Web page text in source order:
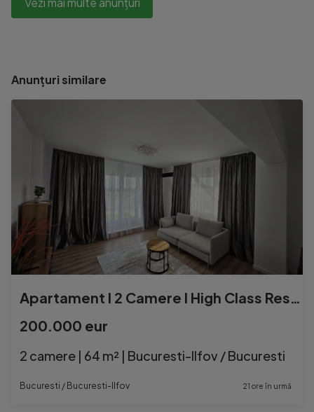
Anunțuri similare
Apartament l 2 Camere l High Class Residence
200.000 eur
2 camere | 64 m² | Bucuresti-Ilfov / Bucuresti
Bucuresti / Bucuresti-Ilfov 21 ore în urmă